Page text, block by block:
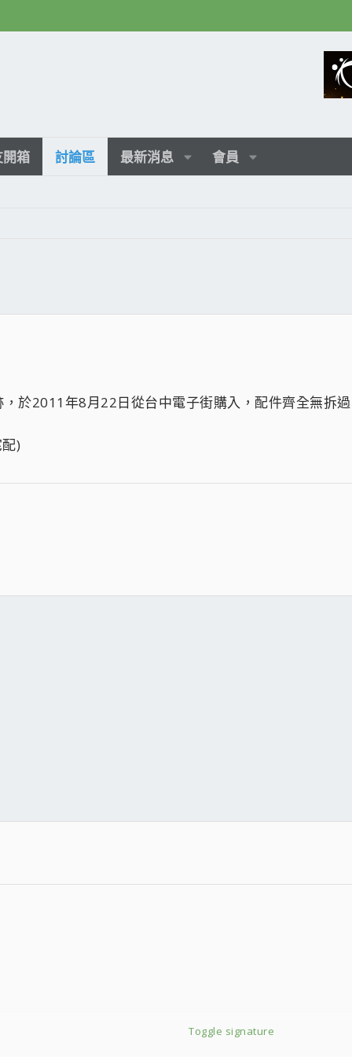
箱 討論區 最新消息 會員
於2011年8月22日從台中電子街購入，配件齊全無拆
)
Toggle signature